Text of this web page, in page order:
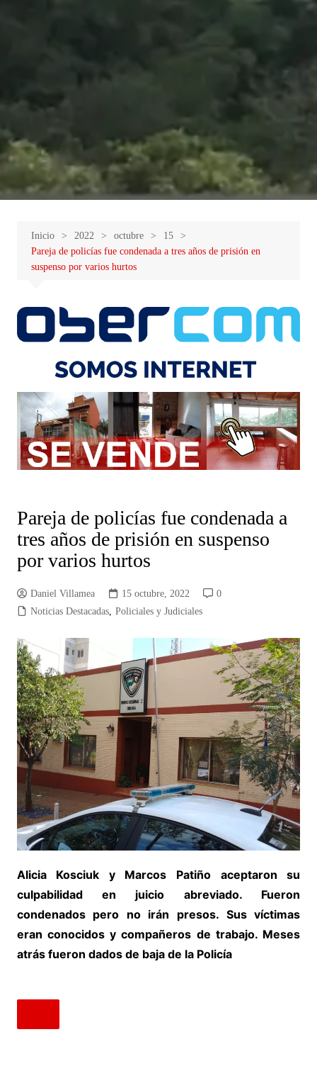
Inicio 2022 octubre
15
Pareja de policías fue condenada a tres años de prisión en
suspenso por varios hurtos
Pareja de policías fue condenada a
tres años de prisión en suspenso
por varios hurtos
Daniel Villamea 15 octubre, 2022
0
Noticias Destacadas, Policiales y Judiciales
Alicia Kosciuk y Marcos Patiño aceptaron su
culpabilidad en juicio abreviado. Fueron
condenados pero no irán presos. Sus víctimas
eran conocidos y compañeros de trabajo. Meses
atrás fueron dados de baja de la Policía